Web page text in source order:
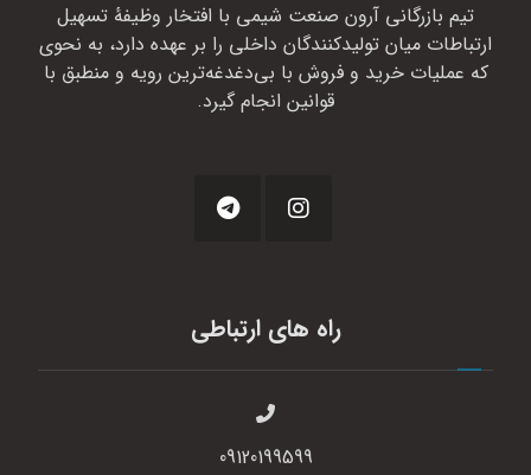
تیم بازرگانی آرون صنعت شیمی با افتخار وظیفهٔ تسهیل
ارتباطات میان تولیدکنندگان داخلی را بر عهده دارد، به نحوی
که عملیات خرید و فروش با بی‌دغدغه‌ترین رویه و منطبق با
قوانین انجام گیرد.
راه های ارتباطی
09120199599